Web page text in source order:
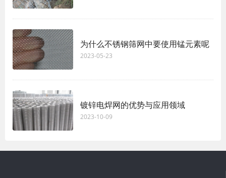
为什么不锈钢筛网中要使用锰元素呢
2023-05-23
镀锌电焊网的优势与应用领域
2023-10-09